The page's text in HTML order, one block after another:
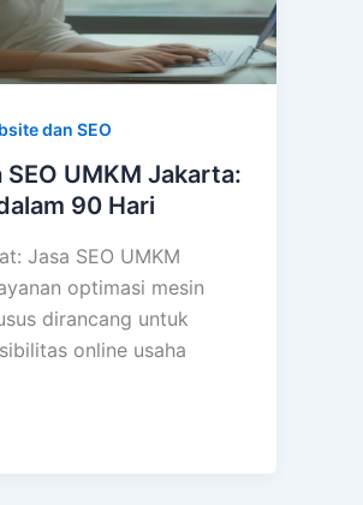
dan SEO
UMKM Jakarta:
90 Hari
Jasa SEO UMKM
optimasi mesin
dirancang untuk
online usaha